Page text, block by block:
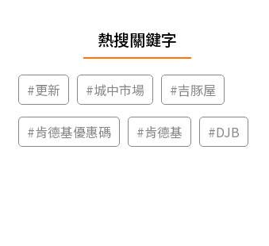
熱搜關鍵字
#更新 #城中市場 #吉豚屋
#肯德基優惠碼 #肯德基 #DJB